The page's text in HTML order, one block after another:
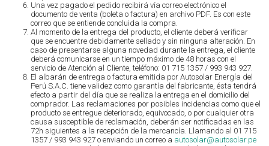
Una vez pagado el pedido recibirá vía correo electrónico el
documento de venta (boleta o factura) en archivo PDF. Es con este
correo que se entiende concluida la compra.
Al momento de la entrega del producto, el cliente deberá verificar
que se encuentre debidamente sellado y sin ninguna alteración. En
caso de presentarse alguna novedad durante la entrega, el cliente
deberá comunicarse en un tiempo máximo de 48 horas con el
servicio de Atención al Cliente, teléfono: 01 715 1357 / 993 943 927.
El albarán de entrega o factura emitida por Autosolar Energía del
Perú S.A.C. tiene validez como garantía del fabricante, ésta tendrá
efecto a partir del día que se realiza la entrega en el domicilio del
comprador. Las reclamaciones por posibles incidencias como que el
producto se entregue deteriorado, equivocado, o por cualquier otra
causa susceptible de reclamación, deberán ser notificadas en las
72h siguientes a la recepción de la mercancía. Llamando al 01 715
1357 / 993 943 927 o enviando un correo a autosolar@autosolar.pe